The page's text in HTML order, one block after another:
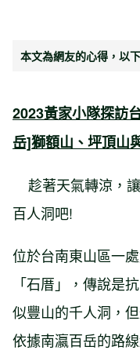
本文為網友的心得，以
2023黃家小隊探訪
岳]獅額山、坪頂山
趁著天氣轉涼，
百人洞吧!
位於台南東山區一
「石厝」，傳說是
似豐山的千人洞，
依據南瀛百岳的路